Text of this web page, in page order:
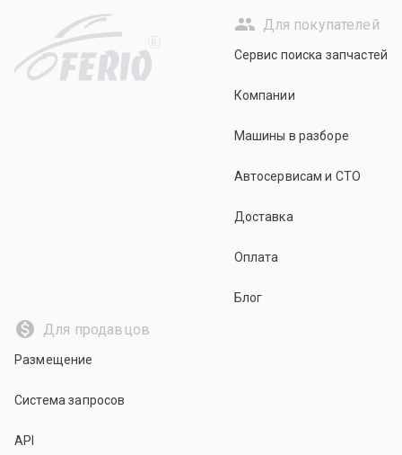
R
Для покупателей
Сервис поиска запчастей
Компании
Машины в разборе
Автосервисам и СТО
Доставка
Оплата
Блог
Для продавцов
Размещение
Система запросов
API